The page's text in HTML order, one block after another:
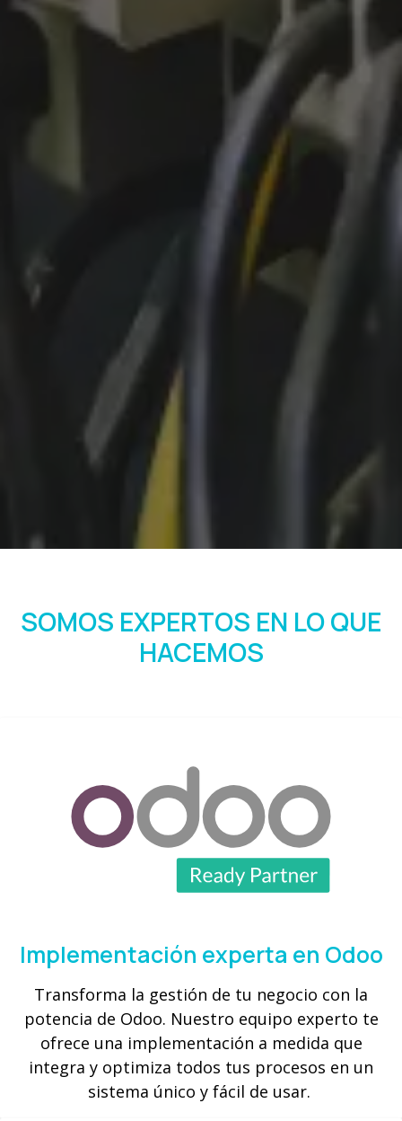
SOMOS EXPERTOS EN LO QUE
HACEMOS
Implementación experta en Odoo
Transforma la gestión de tu negocio con la
potencia de Odoo. Nuestro equipo experto te
ofrece una implementación a medida que
integra y optimiza todos tus procesos en un
sistema único y fácil de usar.